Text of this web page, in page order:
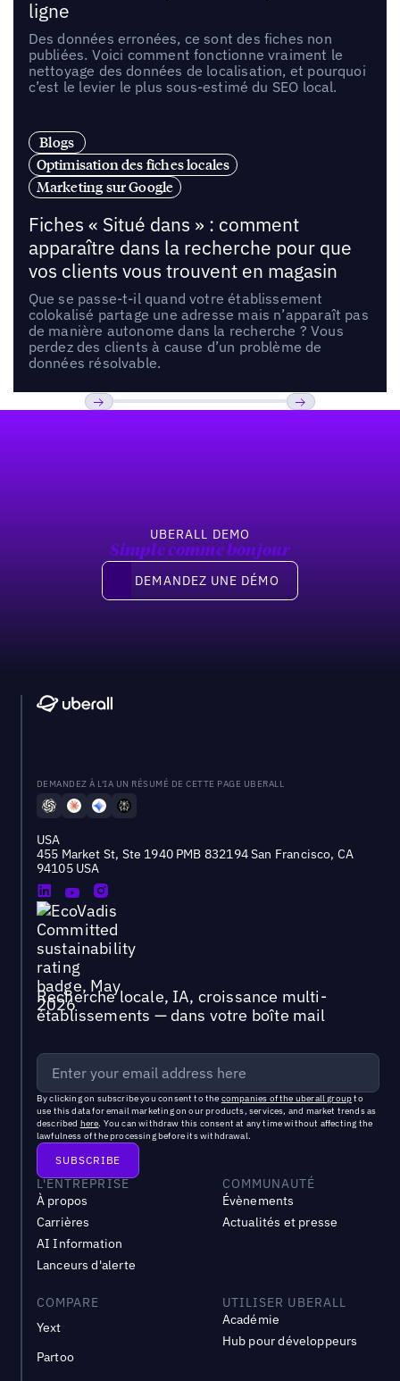
ligne
Des données erronées, ce sont des fiches non
publiées. Voici comment fonctionne vraiment le
nettoyage des données de localisation, et pourquoi
c’est le levier le plus sous-estimé du SEO local.
Blogs
Optimisation des fiches locales
Marketing sur Google
Fiches « Situé dans » : comment
apparaître dans la recherche pour que
vos clients vous trouvent en magasin
Que se passe-t-il quand votre établissement
colokalisé partage une adresse mais n’apparaît pas
de manière autonome dans la recherche ? Vous
perdez des clients à cause d’un problème de
données résolvable.
UBERALL DEMO
Simple comme bonjour
Demandez une démo
DEMANDEZ UNE DÉMO
DEMANDEZ À L'IA UN RÉSUMÉ DE CETTE PAGE UBERALL
USA
455 Market St, Ste 1940 PMB 832194 San Francisco, CA
94105 USA
Recherche locale, IA, croissance multi-
établissements — dans votre boîte mail
By clicking on subscribe you consent to the companies of the uberall groupto
use this data for email marketing on our products, services, and market trends as
described here. You can withdraw this consent at any time without affecting the
lawfulness of the processing before its withdrawal.
L'ENTREPRISE
À propos
Carrières
AI Information
Lanceurs d'alerte
COMMUNAUTÉ
Évènements
Actualités et presse
COMPARE
Yext
Partoo
UTILISER UBERALL
Académie
Hub pour développeurs